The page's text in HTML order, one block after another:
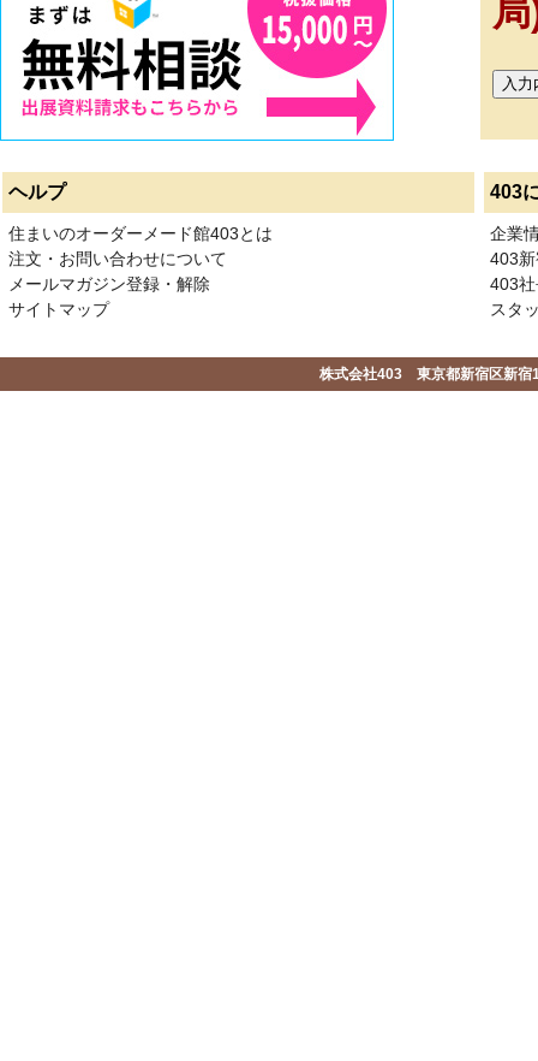
ヘルプ 403
住まいのオーダーメード館403とは
注文・お問い合わせについて
メールマガジン登録・解除
サイトマップ
企業
403
403
スタ
株式会社403 東京都新宿区新